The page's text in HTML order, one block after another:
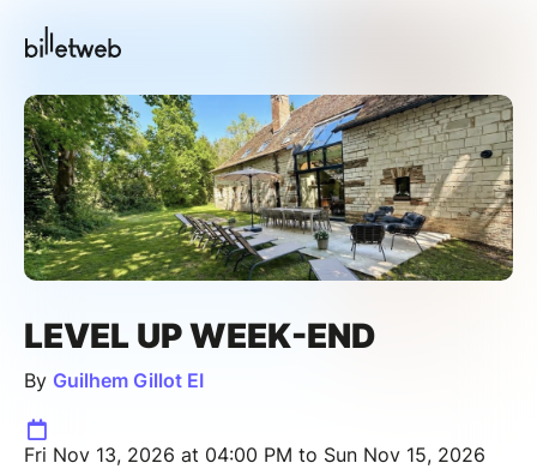
LEVEL UP WEEK-END
By Guilhem Gillot EI
Fri Nov 13, 2026 at 04:00 PM to Sun Nov 15, 2026